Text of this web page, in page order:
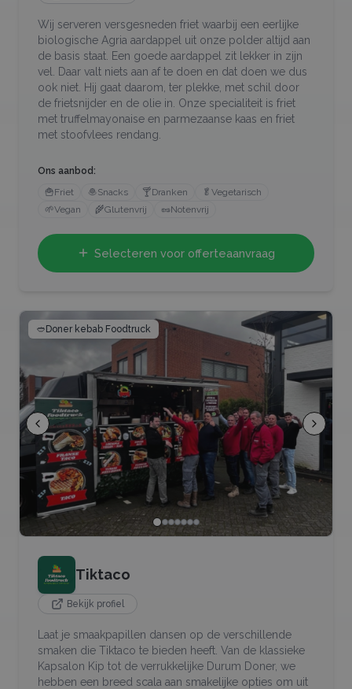
Wij serveren versgesneden friet waarbij een eerlijke
biologische Agria aardappel uit onze polder altijd aan
de basis staat. Een goede aardappel zit lekker in zijn
vel. Daar valt niets aan af te doen en dat doen we dus
ook niet. Hij gaat daarom, ter plekke, met schil door
de frietsnijder en de olie in. Onze specialiteit is friet
met truffelmayonaise en parmezaanse kaas en friet
met stoofvlees rendang.
Ons aanbod:
🍟Friet 🧆Snacks 🍸Dranken 🥬 Vegetarisch
🌱Vegan 🌾Glutenvrij 🥜Notenvrij
Selecteren voor offerteaanvraag
🥙Doner kebab Foodtruck
Tiktaco
Bekijk profiel
Laat je smaakpapillen dansen op de verschillende
smaken die Tiktaco te bieden heeft. Van de klassieke
Kapsalon Kip tot de verrukkelijke Durum Doner, we
hebben een breed scala aan smakelijke opties om uit